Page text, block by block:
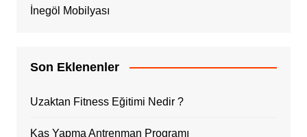
İnegöl Mobilyası
Son Eklenenler
Uzaktan Fitness Eğitimi Nedir ?
Kas Yapma Antrenman Programı